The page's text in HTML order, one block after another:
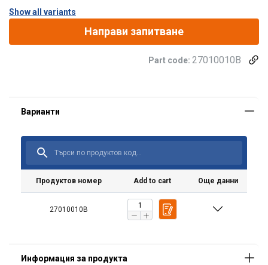
Show all variants
Направи запитване
Part code: 27010010B
Продуктов номер Add to cart Още данни
27010010B